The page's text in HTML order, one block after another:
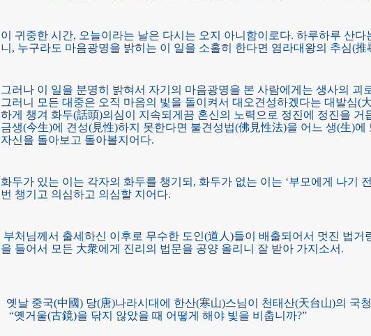
이 귀중한 시간, 오늘이라는 날은 다시는 오지 아니함이로다. 하루하루 산
니, 누구라도 마음광명을 밝히는 이 일을 소홀히 한다면 염라대왕의 추심(
그러나 이 일을 분명히 밝혀서 자기의 마음광명을 본 사람에게는 생사의 괴
그러니 모든 대중은 오직 마음의 빛을 돌이켜서 대오견성하겠다는 대발심(
하게 챙겨 화두(話頭)의심이 지속되게끔 혼신의 노력으로 정진에 정진을 거
금생(今生)에 견성(見性)하지 못한다면 불견성법(佛見性法)을 어느 생(生)에
자신을 돌아보고 돌아볼지어다.
화두가 있는 이는 각자의 화두를 챙기되, 화두가 없는 이는 ‘부모에게 나기
번 챙기고 의심하고 의심할 지어다.
부처님께서 출세하신 이후로 무수한 도인(道人)들이 배출되어서 멋진 법
을 들어서 모든 大衆에게 진리의 법문을 공양 올리니 잘 받아 가지소서.
옛날 중국(中國) 당(唐)나라시대에 한산(寒山)스님이 천태산(天台山)의 국
“옛거울(古鏡)을 닦지 않았을 때 어떻게 해야 빛을 비춥니까?”